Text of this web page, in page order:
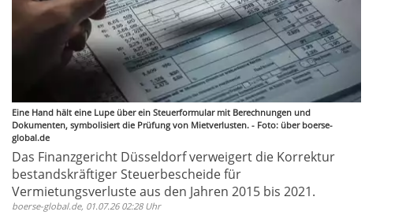
Eine Hand hält eine Lupe über ein Steuerformular mit Berechnungen und
Dokumenten, symbolisiert die Prüfung von Mietverlusten. - Foto: über boerse-
global.de
Das Finanzgericht Düsseldorf verweigert die Korrektur
bestandskräftiger Steuerbescheide für
Vermietungsverluste aus den Jahren 2015 bis 2021.
boerse-global.de, 01.07.26 02:28 Uhr